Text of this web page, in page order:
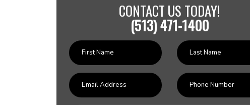
CONTACT US TODAY!
(513) 471-1400